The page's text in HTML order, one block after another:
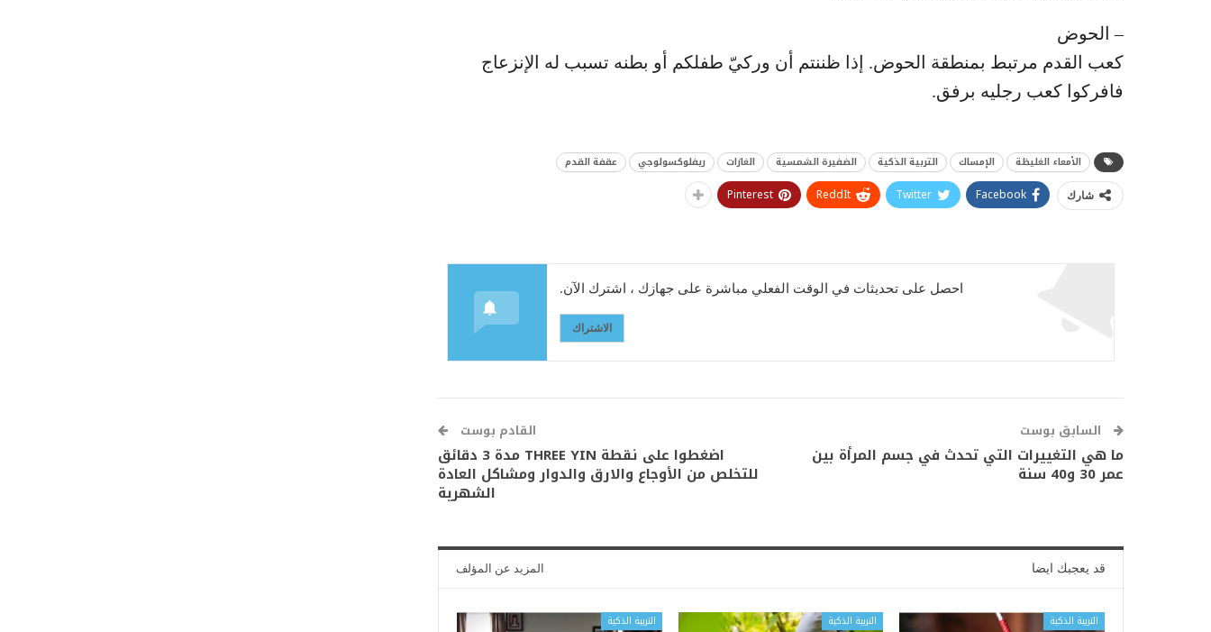
– الحوض
كعب القدم مرتبط بمنطقة الحوض. إذا ظننتم أن وركيّ طفلكم أو بطنه تسبب له الإنزعاج
فافركوا كعب رجليه برفق.
الأمعاء الغليظة الإمساك التربية الذكية الضفيرة الشمسية الغازات ريفلوكسولوجي عقفة القدم
شارك Facebook
Twitter
ReddIt
Pinterest
احصل على تحديثات في الوقت الفعلي مباشرة على جهازك ، اشترك الآن.
الاشتراك
السابق بوست
ما هي التغييرات التي تحدث في جسم المرأة بين
عمر 30 و40 سنة
القادم بوست
اضغطوا على نقطة THREE YIN مدة 3 دقائق
للتخلص من الأوجاع والارق والدوار ومشاكل العادة
الشهرية
قد يعجبك ايضا المزيد عن المؤلف
التربية الذكية التربية الذكية التربية الذكية